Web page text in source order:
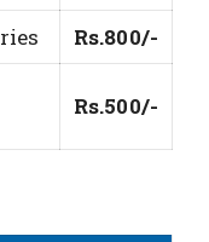
Rs.800/-
Rs.500/-